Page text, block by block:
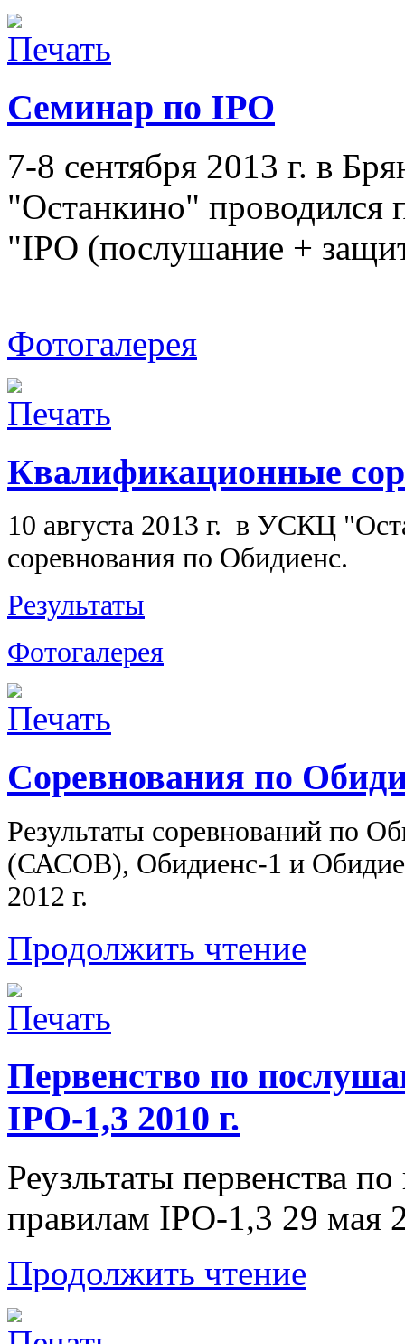
Семинар по IPO
7-8 сентября 2013 г. в
"Останкино" проводился
"IPO (послушание +
Фотогалерея
Квалификационные
10 августа 2013 г. в УСКЦ
соревнования по Обидиенс.
Результаты
Фотогалерея
Соревнования по
Результаты соревнований по
(САСОВ), Обидиенс-1 и
2012 г.
Продолжить чтение
Первенство по
IPO-1,3 2010 г.
Реузльтаты первенства
правилам IPO-1,3 29 мая
Продолжить чтение